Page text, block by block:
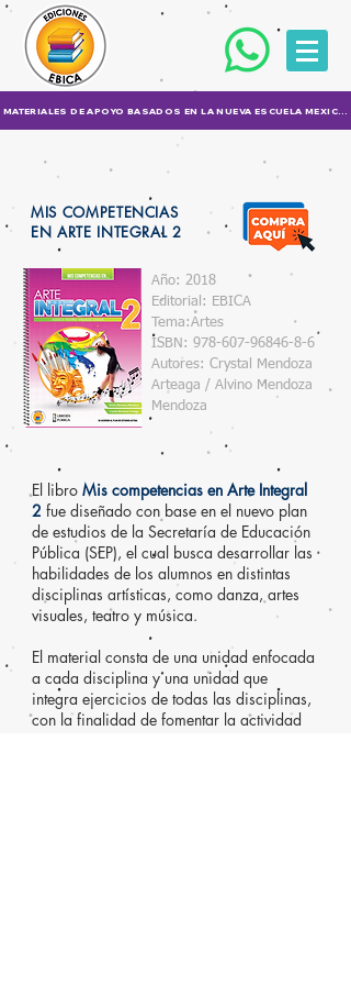
MATERIALES DE APOYO BASADOS EN LA NUEVA ESCUELA
MIS COMPETENCIAS
EN ARTE INTEGRAL 2
Año: 2018
Editorial: EBICA
Tema:Artes
ISBN: 978-607-96846-8-6
Autores: Crystal Mendoza
Arteaga / Alvino Mendoza
Mendoza
El libro Mis competencias en Arte Integral
2 fue diseñado con base en el nuevo plan
de estudios de la Secretaría de Educación
Pública (SEP), el cual busca desarrollar las
habilidades de los alumnos en distintas
disciplinas artísticas, como danza, artes
visuales, teatro y música.
El material consta de una unidad enfocada
a cada disciplina y una unidad que
integra ejercicios de todas las disciplinas,
con la finalidad de fomentar la actividad